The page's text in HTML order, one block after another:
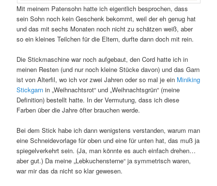
Mit meinem Patensohn hatte ich eigentlich besprochen, dass
sein Sohn noch kein Geschenk bekommt, weil der eh genug hat
und das mit sechs Monaten noch nicht zu schätzen weiß, aber
so ein kleines Teilchen für die Eltern, durfte dann doch mit rein.
Die Stickmaschine war noch aufgebaut, den Cord hatte ich in
meinen Resten (und nur noch kleine Stücke davon) und das Garn
ist von Alterfil, wo ich vor zwei Jahren oder so mal je ein Miniking
Stickgarn in „Weihnachtsrot“ und „Weihnachtsgrün“ (meine
Definition) bestellt hatte. In der Vermutung, dass ich diese
Farben über die Jahre öfter brauchen werde.
Bei dem Stick habe ich dann wenigstens verstanden, warum man
eine Schneidevorlage für oben und eine für unten hat, das muß ja
spiegelverkehrt sein. (Ja, man könnte es auch einfach drehen…
aber gut.) Da meine „Lebkuchensterne“ ja symmetrisch waren,
war mir das da nicht so klar gewesen.